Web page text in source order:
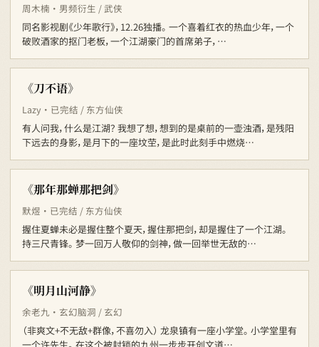
周木楠 · 男频衍生 / 武侠
同名影视剧《少年歌行》，12.26独播。 一个喜着红衣的热血少年，一个
破败酒家的抠门老板，一个江湖豪门的首席弟子，…
《刀不语》
Lazy · 已完结 / 东方仙侠
有人问我，什么是江湖？ 我想了想，想到的是桌前的一壶浊酒，是残阳
下远去的身影，是月下的一座坟茔，是此时此刻手中燃烧…
《那年那蝉那把剑》
默煜 · 已完结 / 东方仙侠
握住夏蝉未必是握住整个夏天，握住那把剑，却是握住了一个江湖。
持三尺青锋。 梦一回万人敬仰的剑神，做一回举世无敌的…
《明月山河静》
余老九 · 玄幻脑洞 / 玄幻
（非爽文+不无敌+群像，不喜勿入） 龙泉镇有一座小学堂。 小学堂里有